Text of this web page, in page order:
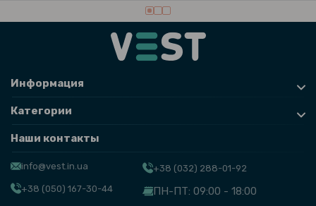
Информация
Категории
Наши контакты
info@vest.in.ua
+38 (050) 167-30-44
+38 (032) 288-01-92
ПН-ПТ: 09:00 - 18:00